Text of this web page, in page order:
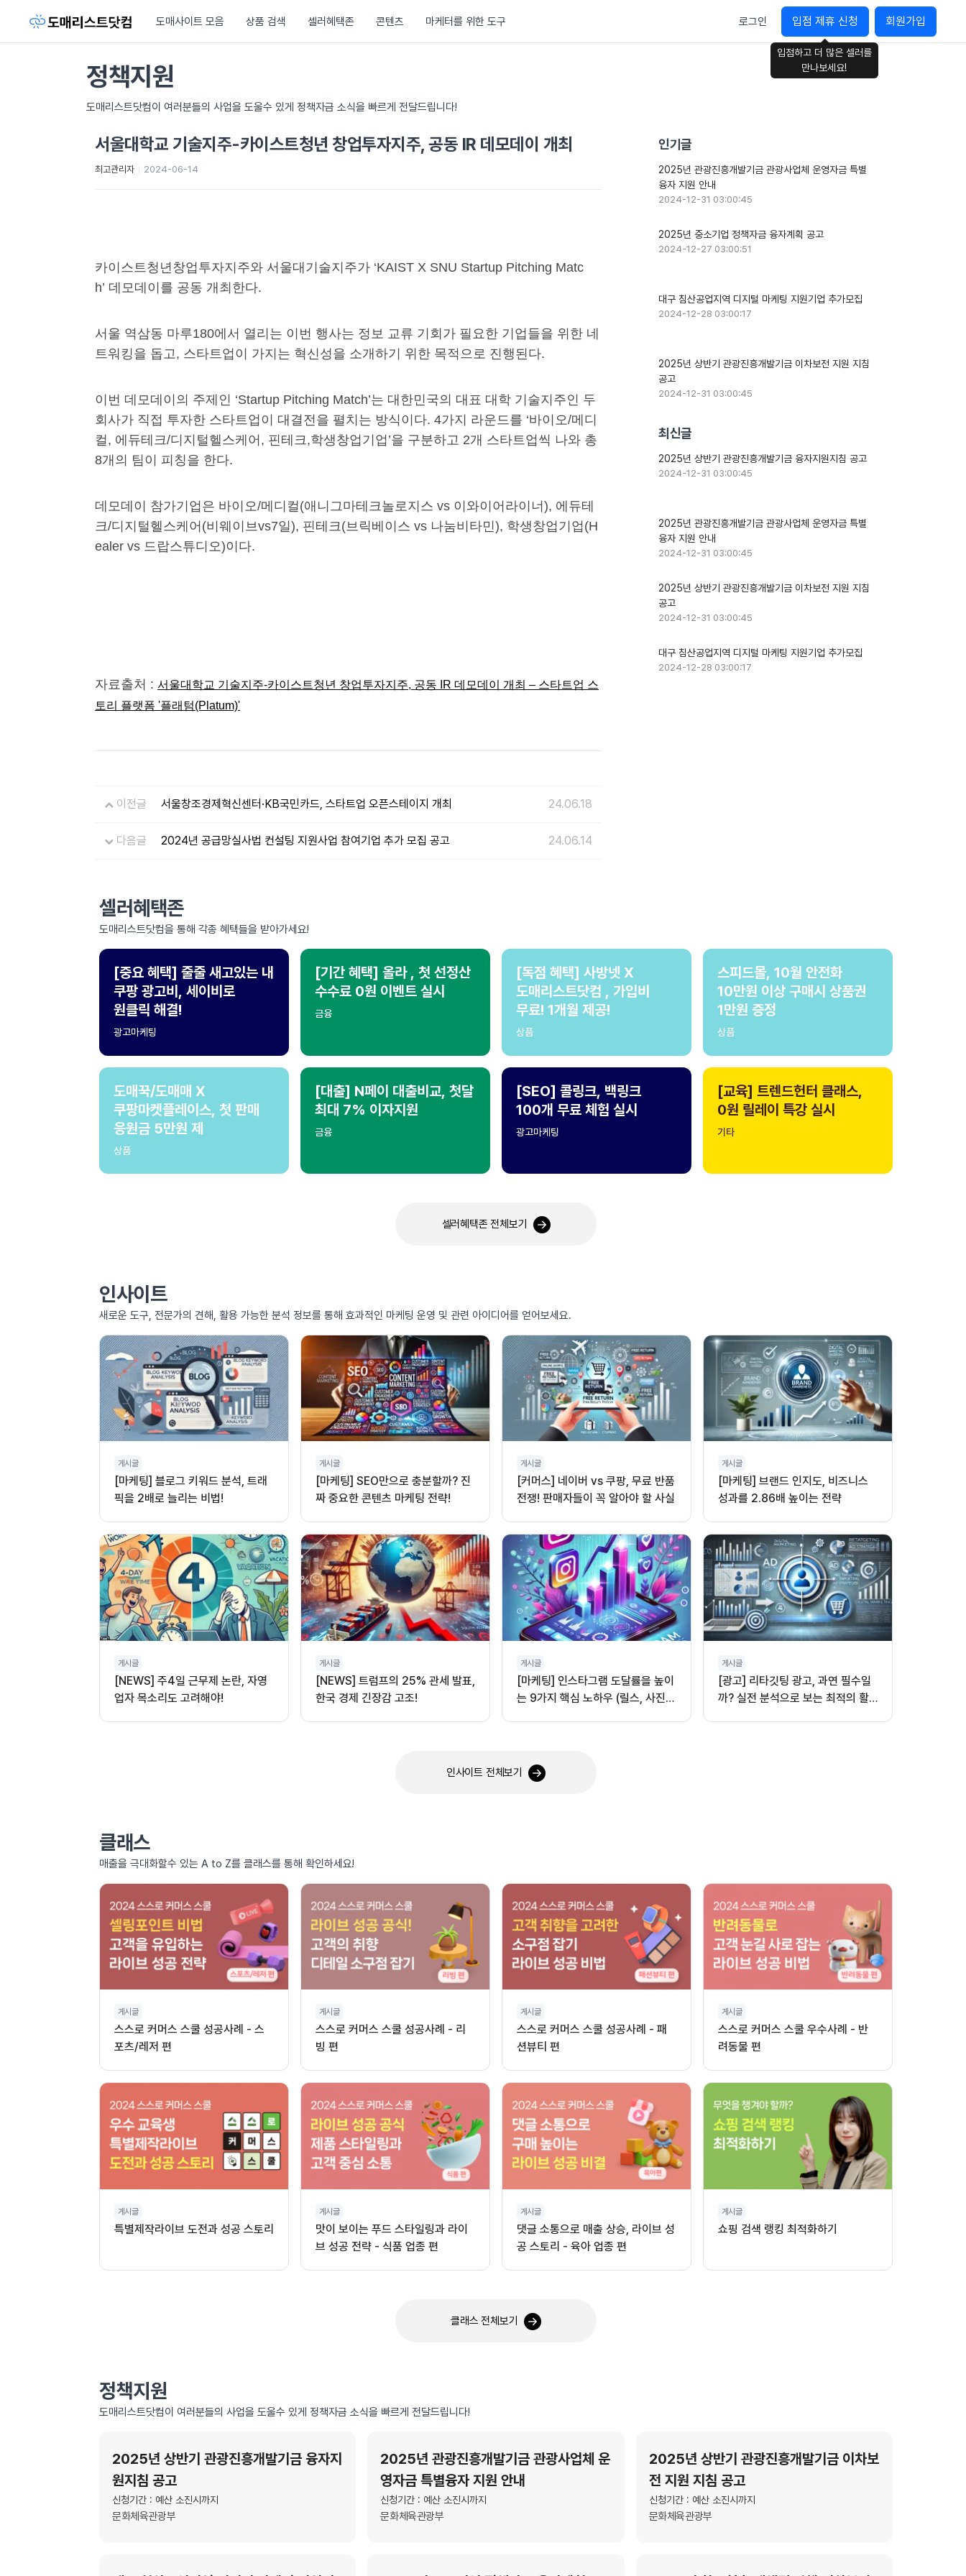
도매사이트 모음 상품 검색 셀러혜택존 콘텐츠 마케터를 위한 도구 로그인 입점 제휴 신청
입점하고 더 많은 셀러를
만나보세요!
회원가입
정책지원
도매리스트닷컴이 여러분들의 사업을 도울수 있게 정책자금 소식을 빠르게 전달드립니다!
서울대학교 기술지주-카이스트청년 창업투자지주, 공동 IR 데모데이 개최
최고관리자 2024-06-14
카이스트청년창업투자지주와 서울대기술지주가 ‘KAIST X SNU Startup Pitching Matc
h’ 데모데이를 공동 개최한다.
서울 역삼동 마루180에서 열리는 이번 행사는 정보 교류 기회가 필요한 기업들을 위한 네
트워킹을 돕고, 스타트업이 가지는 혁신성을 소개하기 위한 목적으로 진행된다.
이번 데모데이의 주제인 ‘Startup Pitching Match’는 대한민국의 대표 대학 기술지주인 두
회사가 직접 투자한 스타트업이 대결전을 펼치는 방식이다. 4가지 라운드를 ‘바이오/메디
컬, 에듀테크/디지털헬스케어, 핀테크,학생창업기업’을 구분하고 2개 스타트업씩 나와 총
8개의 팀이 피칭을 한다.
데모데이 참가기업은 바이오/메디컬(애니그마테크놀로지스 vs 이와이어라이너), 에듀테
크/디지털헬스케어(비웨이브vs7일), 핀테크(브릭베이스 vs 나눔비타민), 학생창업기업(H
ealer vs 드랍스튜디오)이다.
자료출처 : 서울대학교 기술지주-카이스트청년 창업투자지주, 공동 IR 데모데이 개최 – 스타트업 스
토리 플랫폼 '플래텀(Platum)'
이전글 서울창조경제혁신센터·KB국민카드, 스타트업 오픈스테이지 개최 24.06.18
다음글 2024년 공급망실사법 컨설팅 지원사업 참여기업 추가 모집 공고 24.06.14
인기글
2025년 관광진흥개발기금 관광사업체 운영자금 특별
융자 지원 안내
2024-12-31 03:00:45
2025년 중소기업 정책자금 융자계획 공고
2024-12-27 03:00:51
대구 침산공업지역 디지털 마케팅 지원기업 추가모집
2024-12-28 03:00:17
2025년 상반기 관광진흥개발기금 이차보전 지원 지침
공고
2024-12-31 03:00:45
최신글
2025년 상반기 관광진흥개발기금 융자지원지침 공고
2024-12-31 03:00:45
2025년 관광진흥개발기금 관광사업체 운영자금 특별
융자 지원 안내
2024-12-31 03:00:45
2025년 상반기 관광진흥개발기금 이차보전 지원 지침
공고
2024-12-31 03:00:45
대구 침산공업지역 디지털 마케팅 지원기업 추가모집
2024-12-28 03:00:17
셀러혜택존
도매리스트닷컴을 통해 각종 혜택들을 받아가세요!
[중요 혜택] 줄줄 새고있는 내
쿠팡 광고비, 세이비로
원클릭 해결!
광고마케팅
[기간 혜택] 올라 , 첫 선정산
수수료 0원 이벤트 실시
금융
[독점 혜택] 사방넷 X
도매리스트닷컴 , 가입비
무료! 1개월 제공!
상품
스피드몰, 10월 안전화
10만원 이상 구매시 상품권
1만원 증정
상품
도매꾹/도매매 X
쿠팡마켓플레이스, 첫 판매
응원금 5만원 제
상품
[대출] N페이 대출비교, 첫달
최대 7% 이자지원
금융
[SEO] 콜링크, 백링크
100개 무료 체험 실시
광고마케팅
[교육] 트렌드헌터 클래스,
0원 릴레이 특강 실시
기타
셀러혜택존 전체보기
인사이트
새로운 도구, 전문가의 견해, 활용 가능한 분석 정보를 통해 효과적인 마케팅 운영 및 관련 아이디어를 얻어보세요.
게시글
[마케팅] 블로그 키워드 분석, 트래
픽을 2배로 늘리는 비법!
게시글
[마케팅] SEO만으로 충분할까? 진
짜 중요한 콘텐츠 마케팅 전략!
게시글
[커머스] 네이버 vs 쿠팡, 무료 반품
전쟁! 판매자들이 꼭 알아야 할 사실
게시글
[마케팅] 브랜드 인지도, 비즈니스
성과를 2.86배 높이는 전략
게시글
[NEWS] 주4일 근무제 논란, 자영
업자 목소리도 고려해야!
게시글
[NEWS] 트럼프의 25% 관세 발표,
한국 경제 긴장감 고조!
게시글
[마케팅] 인스타그램 도달률을 높이
는 9가지 핵심 노하우 (릴스, 사진,
게시글
[광고] 리타깃팅 광고, 과연 필수일
까? 실전 분석으로 보는 최적의 활
인사이트 전체보기
클래스
매출을 극대화할수 있는 A to Z를 클래스를 통해 확인하세요!
게시글
스스로 커머스 스쿨 성공사례 - 스
포츠/레저 편
게시글
스스로 커머스 스쿨 성공사례 - 리
빙 편
게시글
스스로 커머스 스쿨 성공사례 - 패
션뷰티 편
게시글
스스로 커머스 스쿨 우수사례 - 반
려동물 편
게시글
특별제작라이브 도전과 성공 스토리
게시글
맛이 보이는 푸드 스타일링과 라이
브 성공 전략 - 식품 업종 편
게시글
댓글 소통으로 매출 상승, 라이브 성
공 스토리 - 육아 업종 편
게시글
쇼핑 검색 랭킹 최적화하기
클래스 전체보기
정책지원
도매리스트닷컴이 여러분들의 사업을 도울수 있게 정책자금 소식을 빠르게 전달드립니다!
2025년 상반기 관광진흥개발기금 융자지
원지침 공고
신청기간 : 예산 소진시까지
문화체육관광부
2025년 관광진흥개발기금 관광사업체 운
영자금 특별융자 지원 안내
신청기간 : 예산 소진시까지
문화체육관광부
2025년 상반기 관광진흥개발기금 이차보
전 지원 지침 공고
신청기간 : 예산 소진시까지
문화체육관광부